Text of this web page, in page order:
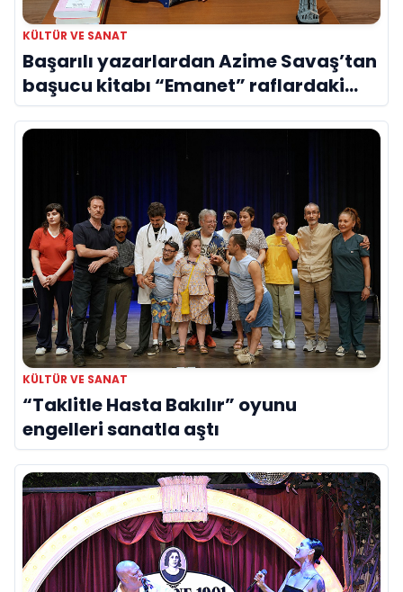
KÜLTÜR VE SANAT
Başarılı yazarlardan Azime Savaş’tan
başucu kitabı “Emanet” raflardaki
yerini aldı
KÜLTÜR VE SANAT
“Taklitle Hasta Bakılır” oyunu
engelleri sanatla aştı